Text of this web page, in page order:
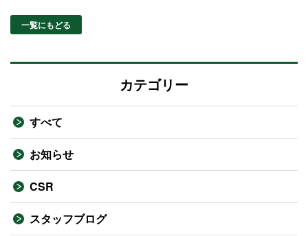
一覧にもどる
カテゴリー
すべて
お知らせ
CSR
スタッフブログ